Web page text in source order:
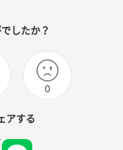
したか？
0
アする